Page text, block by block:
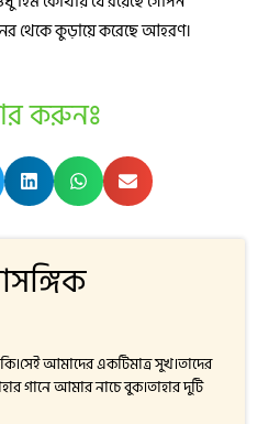
থেকে কুড়ায়ে করেছে আহরণ।
করুনঃ
আমাদের একটিমাত্র সুখ।তাদের
গানে আমার নাচে বুক।তাহার দুটি